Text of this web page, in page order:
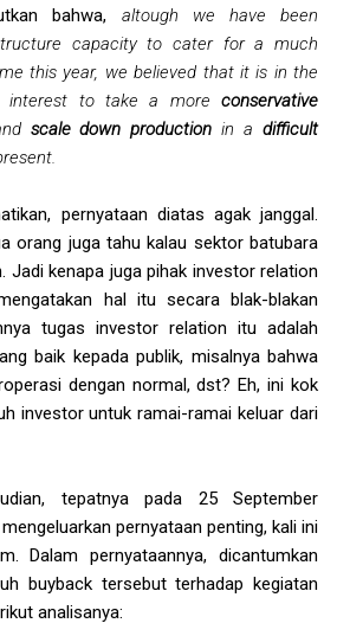
bahwa, altough we have been
capacity to cater for a much
this year, we believed that it is in the
interest to take a more conservative
scale down production in adifficult
pernyataan diatas agak janggal.
orang juga tahu kalau sektor batubara
Jadi kenapa juga pihak investor relation
hal itu secara blak-blakan
tugas investor relation itu adalah
baik kepada publik, misalnya bahwa
dengan normal, dst? Eh, ini kok
investor untuk ramai-ramai keluar dari
tepatnya pada 25 September
pernyataan penting, kali ini
Dalam pernyataannya, dicantumkan
buyback tersebut terhadap kegiatan
analisanya: